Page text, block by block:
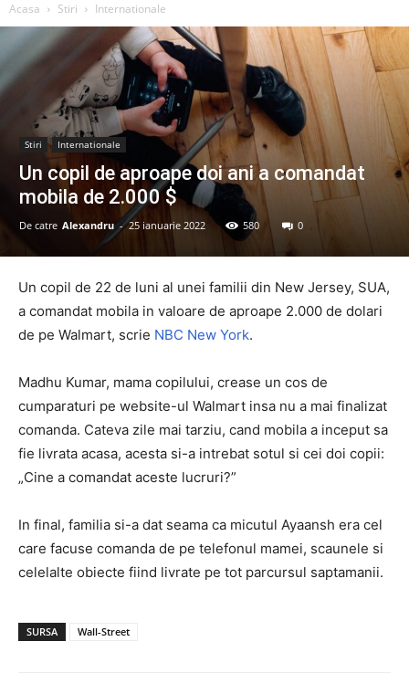
Acasa Stiri Internationale
Stiri Internationale
Un copil de aproape doi ani a comandat
mobila de 2.000 $
De catre Alexandru - 25 ianuarie 2022 580 0
Un copil de 22 de luni al unei familii din New Jersey, SUA,
a comandat mobila in valoare de aproape 2.000 de dolari
de pe Walmart, scrie NBC New York.
Madhu Kumar, mama copilului, crease un cos de
cumparaturi pe website-ul Walmart insa nu a mai finalizat
comanda. Cateva zile mai tarziu, cand mobila a inceput sa
fie livrata acasa, acesta si-a intrebat sotul si cei doi copii:
„Cine a comandat aceste lucruri?”
In final, familia si-a dat seama ca micutul Ayaansh era cel
care facuse comanda de pe telefonul mamei, scaunele si
celelalte obiecte fiind livrate pe tot parcursul saptamanii.
SURSA Wall-Street